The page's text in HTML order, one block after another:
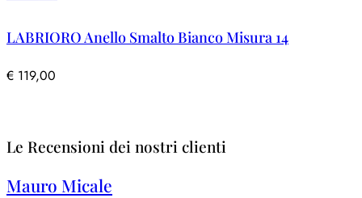
LABRIORO Anello Smalto Bianco Misura 14
€ 119,00
Le Recensioni dei nostri clienti
Mauro Micale